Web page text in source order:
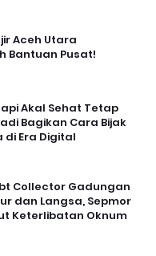
Aceh Utara
Bantuan Pusat!
Akal Sehat Tetap
Bagikan Cara Bijak
Era Digital
Collector Gadungan
dan Langsa, Sepmor
Keterlibatan Oknum